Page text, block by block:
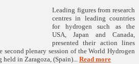
Leading figures from research
centres in leading countries
for hydrogen such as the
USA, Japan and Canada,
presented their action lines
plenary session of the World Hydrogen
held in Zaragoza, (Spain)... Read more